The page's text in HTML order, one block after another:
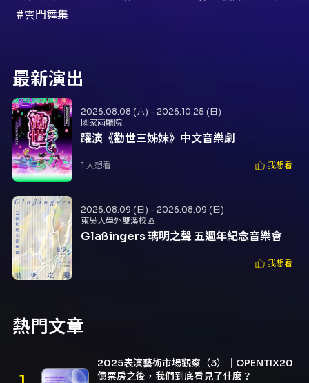
#雲門舞集
最新演出
2026.08.08 (六) - 2026.10.25 (日)
國家兩廳院
躍演《勸世三姊妹》中文音樂劇
1 人想看 我想看
2026.08.09 (日) - 2026.08.09 (日)
東吳大學外雙溪校區
Glaßingers 璃明之聲 五週年紀念音樂會
我想看
熱門文章
2025表演藝術市場觀察（3）｜OPENTIX20
億票房之後，我們到底看見了什麼？